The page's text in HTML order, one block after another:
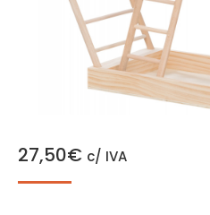
27,50€ c/ IVA